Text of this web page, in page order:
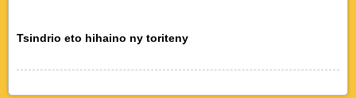
Tsindrio eto hihaino ny toriteny